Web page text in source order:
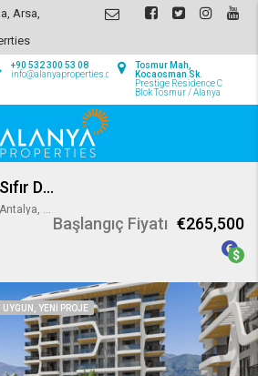
Arsa,
Tosmur Mah,
Kocaosman Sk.
Prestige Residence C
Blok Tosmur / Alanya
+90 532 300 53 08
info@alanyaproperties.com
Alanya Tosmur’da Sıfır Daireler
Tosmur Mahallesi, Alanya, Antalya, Mediterranean Region, 07425, Turkey
Başlangıç Fiyatı €265,500
YENI PROJE